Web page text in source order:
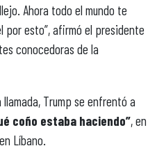
Ahora todo el mundo te
por esto”, afirmó el presidente
conocedoras de la
Trump se enfrentó a
coño estaba haciendo”, en
Líbano.